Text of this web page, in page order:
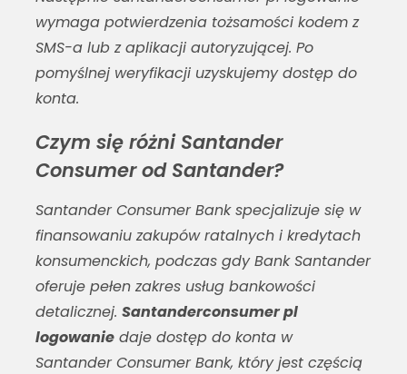
wymaga potwierdzenia tożsamości kodem z
SMS-a lub z aplikacji autoryzującej. Po
pomyślnej weryfikacji uzyskujemy dostęp do
konta.
Czym się różni Santander
Consumer od Santander?
Santander Consumer Bank specjalizuje się w
finansowaniu zakupów ratalnych i kredytach
konsumenckich, podczas gdy Bank Santander
oferuje pełen zakres usług bankowości
detalicznej. Santanderconsumer pl
logowaniedaje dostęp do konta w
Santander Consumer Bank, który jest częścią